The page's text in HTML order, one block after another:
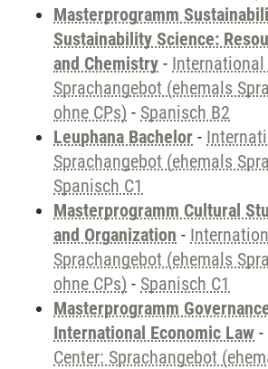
Masterprogramm
Sustainability Science:
and Chemistry - International
Sprachangebot (ehemals
ohne CPs) - Spanisch B2
Leuphana Bachelor -
Sprachangebot (ehemals
Spanisch C1
Masterprogramm Cultural
and Organization -
Sprachangebot (ehemals
ohne CPs) - Spanisch C1
Masterprogramm
International Economic Law -
Center: Sprachangebot